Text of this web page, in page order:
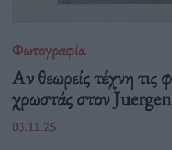
Φωτογραφία
Αν θεωρείς τέχνη τις
χρωστάς στον
03.11.25